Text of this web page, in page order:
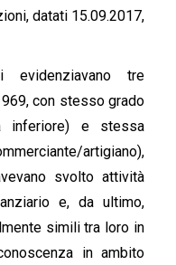
datati 15.09.2017,
evidenziavano tre
con stesso grado
inferiore) e stessa
artigiano),
svolto attività
e, da ultimo,
simili tra loro in
in ambito